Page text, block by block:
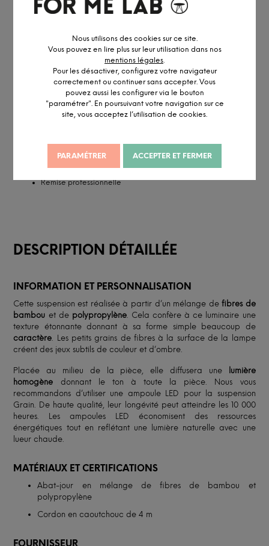
Nous utilisons des cookies sur ce site.
Vous pouvez en lire plus sur leur utilisation dans nos
mentions légales.
Pour les désactiver, configurez votre navigateur
correctement ou continuer sans accepter. Vous
pouvez aussi les configurer via le bouton
"paramétrer". En poursuivant votre navigation sur ce
site, vous acceptez l’utilisation de cookies.
PARAMÉTRER ACCEPTER ET FERMER
Conçu pour durer Personnalisable Danemark Certifié Eco Label
Accédez à notreservice pro
Conseil personnalisé par visio ouRDV showroom
Remise professionnelle
DESCRIPTION DÉTAILLÉE
INFORMATION ET PERSONNALISATION
Cette suspension est réalisée à partir d’un mélange defibres de
bambou et de polypropylène. Cela confère à ce luminaire une
texture étonnante donnant à sa forme simple beaucoup de
caractère . Les petits grains de fibres à la surface de la lampe
créent des jeux subtils de couleur et d’ombre.
Placée au milieu de la pièce, elle diffusera une
lumière
homogène donnant le ton à toute la pièce. Nous vous
recommandons d’utiliser une ampoule LED pour la suspension
Grain. De haute qualité, leur longévité peut atteindre les 10 000
heures. Les ampoules LED économisent des ressources
énergétiques tout en reflétant une lumière naturelle avec une
lueur chaude.
MATÉRIAUX ET CERTIFICATIONS
Abat-jour en mélange de fibres de bambou et
polypropylène
Cordon en caoutchouc de 4 m
FOURNISSEUR